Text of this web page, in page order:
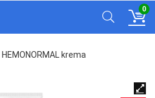
0
HEMONORMAL krema